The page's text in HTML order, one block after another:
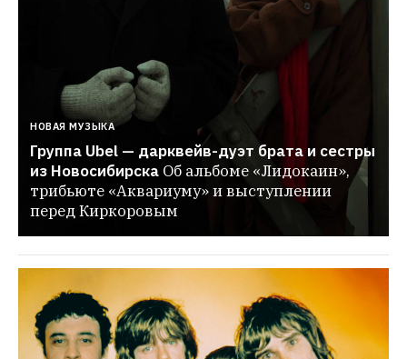
НОВАЯ МУЗЫКА
Группа Ubel — дарквейв-дуэт брата и сестры
из Новосибирска Об альбоме «Лидокаин»,
трибьюте «Аквариуму» и выступлении
перед Киркоровым